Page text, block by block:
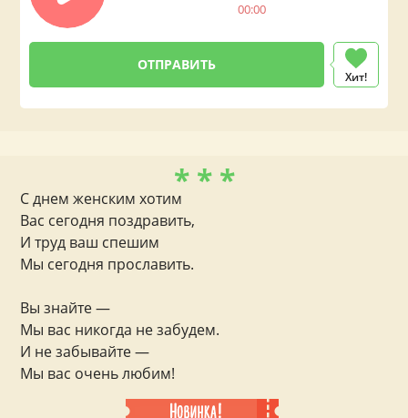
00:00
Хит!
* * *
С днем женским хотим
Вас сегодня поздравить,
И труд ваш спешим
Мы сегодня прославить.
Вы знайте —
Мы вас никогда не забудем.
И не забывайте —
Мы вас очень любим!